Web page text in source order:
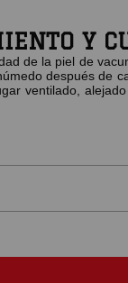
Y
de la piel de
después de
ventilado,
5